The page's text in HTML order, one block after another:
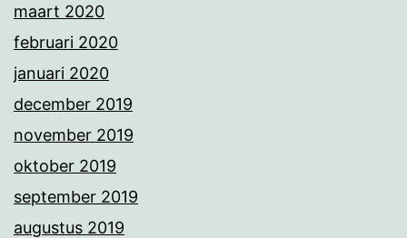
maart 2020
februari 2020
januari 2020
december 2019
november 2019
oktober 2019
september 2019
augustus 2019